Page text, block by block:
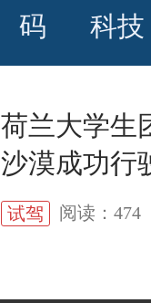
码
科技
荷兰大学生
沙漠成功行
试驾 阅读：474